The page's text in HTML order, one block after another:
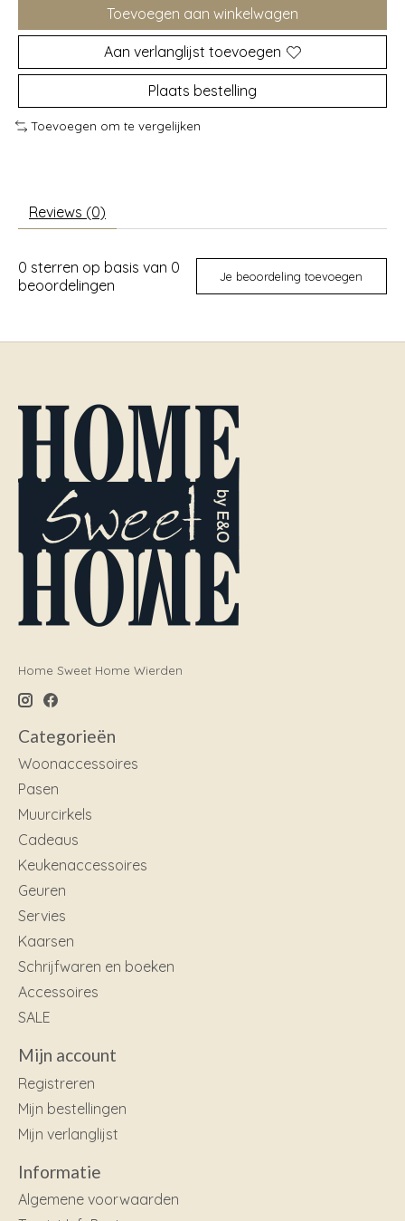
Toevoegen aan winkelwagen
Aan verlanglijst toevoegen
Plaats bestelling
Toevoegen om te vergelijken
Reviews (0)
0 sterren op basis van 0
beoordelingen
Je beoordeling toevoegen
Home Sweet Home Wierden
Categorieën
Woonaccessoires
Pasen
Muurcirkels
Cadeaus
Keukenaccessoires
Geuren
Servies
Kaarsen
Schrijfwaren en boeken
Accessoires
SALE
Mijn account
Registreren
Mijn bestellingen
Mijn verlanglijst
Informatie
Algemene voorwaarden